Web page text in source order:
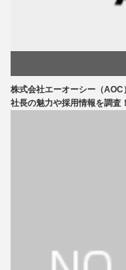
株式会社エーオーシー（AOC
社長の魅力や採用情報を調査！